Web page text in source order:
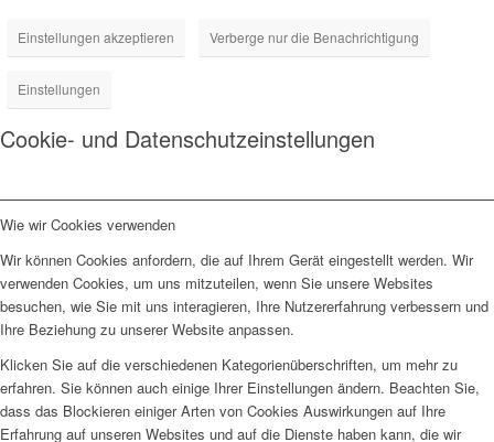
Einstellungen akzeptieren Verberge nur die Benachrichtigung
Einstellungen
Cookie- und Datenschutzeinstellungen
Wie wir Cookies verwenden
Wir können Cookies anfordern, die auf Ihrem Gerät eingestellt werden. Wir
verwenden Cookies, um uns mitzuteilen, wenn Sie unsere Websites
besuchen, wie Sie mit uns interagieren, Ihre Nutzererfahrung verbessern und
Ihre Beziehung zu unserer Website anpassen.
Klicken Sie auf die verschiedenen Kategorienüberschriften, um mehr zu
erfahren. Sie können auch einige Ihrer Einstellungen ändern. Beachten Sie,
dass das Blockieren einiger Arten von Cookies Auswirkungen auf Ihre
Erfahrung auf unseren Websites und auf die Dienste haben kann, die wir